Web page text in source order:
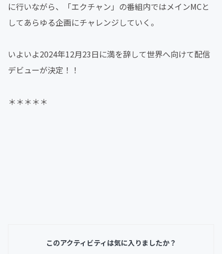
に行いながら、「エクチャン」の番組内ではメインMCと
してあらゆる企画にチャレンジしていく。
いよいよ2024年12月23日に満を辞して世界へ向けて配信
デビューが決定！！
＊＊＊＊＊
このアクティビティは気に入りましたか？